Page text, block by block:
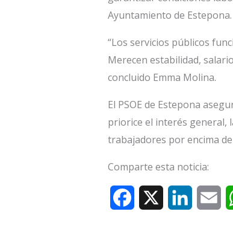
Ayuntamiento de Estepona.
“Los servicios públicos
Merecen estabilidad,
concluido Emma Molina.
El PSOE de Estepona
priorice el interés general,
trabajadores por encima
Comparte esta noticia: